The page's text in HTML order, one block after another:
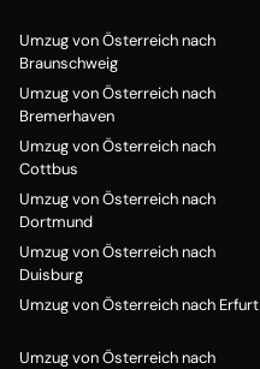
Umzug von Österreich nach
Braunschweig
Umzug von Österreich nach
Bremerhaven
Umzug von Österreich nach
Cottbus
Umzug von Österreich nach
Dortmund
Umzug von Österreich nach
Duisburg
Umzug von Österreich nach Erfurt
Umzug von Österreich nach